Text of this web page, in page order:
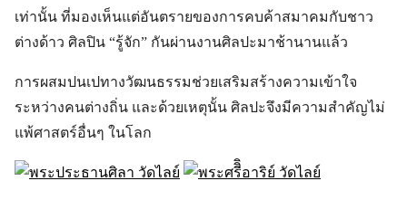
เท่านั้น ที่มองเห็นแต่อันตรายของการคบค้าสมาคมกับชาว
ต่างด้าว ศิลปิน “รู้จัก” กันผ่านงานศิลปะมาช้านานแล้ว
การผสมปนเปทางวัฒนธรรมช่วยเสริมสร้างความเข้าใจ
ระหว่างคนต่างถิ่น และด้วยเหตุนั้น ศิลปะจึงมีความสำคัญไม่
แพ้ศาสตร์อื่นๆ ในโลก